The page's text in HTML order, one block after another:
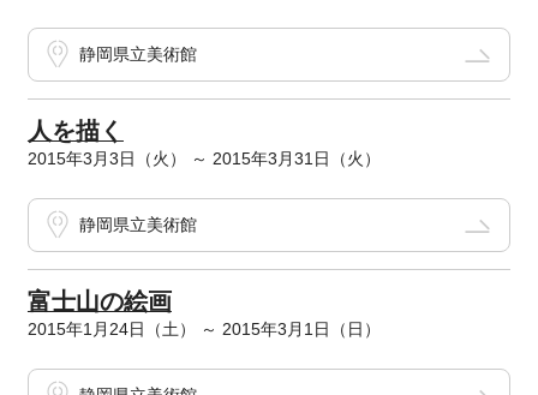
静岡県立美術館
人を描く
2015年3月3日（火） ～ 2015年3月31日（火）
静岡県立美術館
富士山の絵画
2015年1月24日（土） ～ 2015年3月1日（日）